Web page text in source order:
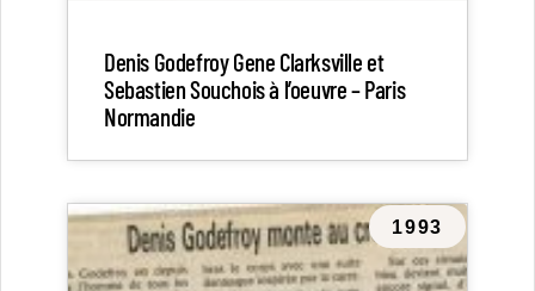
Denis Godefroy Gene Clarksville et
Sebastien Souchois à l’oeuvre – Paris
Normandie
1993